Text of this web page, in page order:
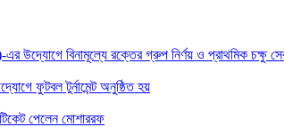
বিনামূল্যে রক্তের গ্রুপ নির্ণয় ও প্রাথমিক চক্ষু
ফুটবল টুর্নামেন্ট অনুষ্ঠিত হয়
পেলেন মোশাররফ